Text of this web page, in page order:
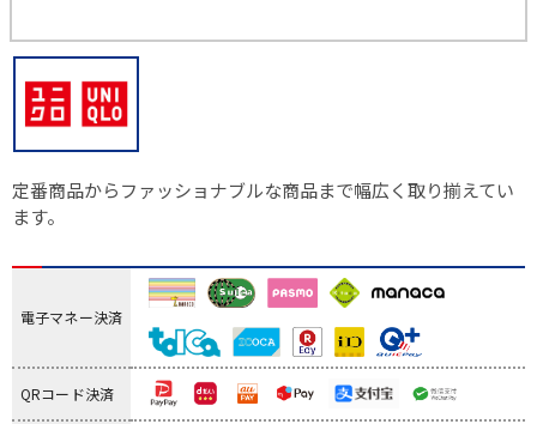
定番商品からファッショナブルな商品まで幅広く取り揃えてい
ます。
電子マネー決済
QRコード決済